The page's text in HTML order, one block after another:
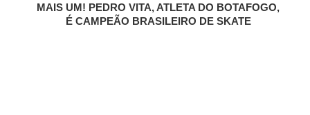
MAIS UM! PEDRO VITA, ATLETA DO BOTAFOGO,
É CAMPEÃO BRASILEIRO DE SKATE